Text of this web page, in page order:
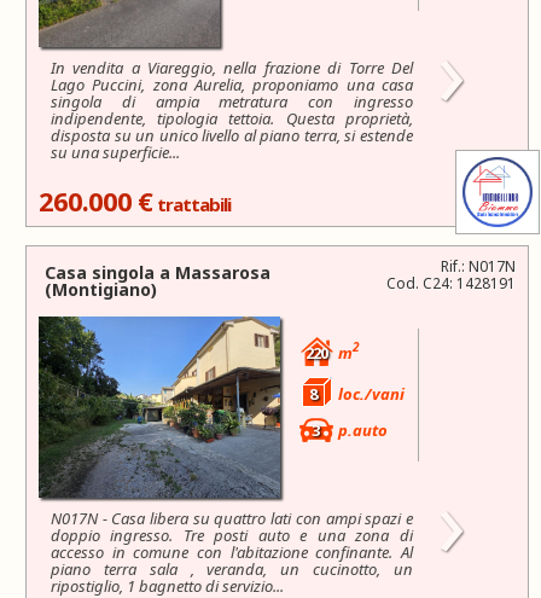
In vendita a Viareggio, nella frazione di Torre Del
Lago Puccini, zona Aurelia, proponiamo una casa
singola di ampia metratura con ingresso
indipendente, tipologia tettoia. Questa proprietà,
disposta su un unico livello al piano terra, si estende
su una superficie...
›
260.000 € trattabili
Rif.: N017N
Cod. C24: 1428191
Casa singola a Massarosa
(Montigiano)
220 m2
8
loc./vani
3
p.auto
N017N - Casa libera su quattro lati con ampi spazi e
doppio ingresso. Tre posti auto e una zona di
accesso in comune con l'abitazione confinante. Al
piano terra sala , veranda, un cucinotto, un
ripostiglio, 1 bagnetto di servizio...
›